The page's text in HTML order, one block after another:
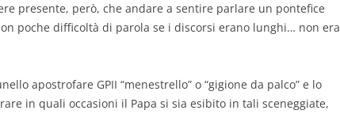
presente, però, che andare a sentire parlare un pontefice
poche difficoltà di parola se i discorsi erano lunghi… non era
apostrofare GPII “menestrello” o “gigione da palco” e lo
in quali occasioni il Papa si sia esibito in tali sceneggiate,